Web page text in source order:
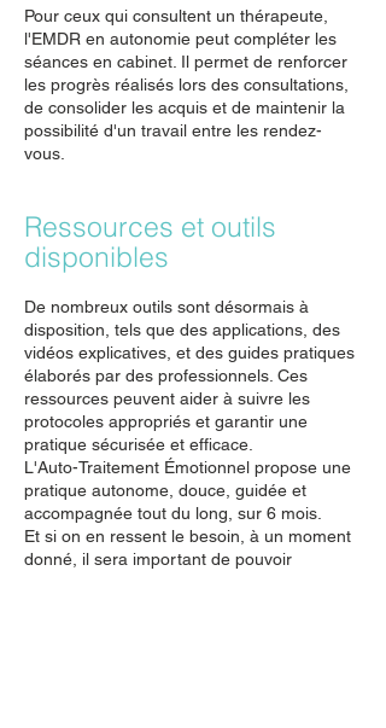
Pour ceux qui consultent un thérapeute,
l'EMDR en autonomie peut compléter les
séances en cabinet. Il permet de renforcer
les progrès réalisés lors des consultations,
de consolider les acquis et de maintenir la
possibilité d'un travail entre les rendez-
vous.
Ressources et outils
disponibles
De nombreux outils sont désormais à
disposition, tels que des applications, des
vidéos explicatives, et des guides pratiques
élaborés par des professionnels. Ces
ressources peuvent aider à suivre les
protocoles appropriés et garantir une
pratique sécurisée et efficace.
L'Auto-Traitement Émotionnel propose une
pratique autonome, douce, guidée et
accompagnée tout du long, sur 6 mois.
Et si on en ressent le besoin, à un moment
donné, il sera important de pouvoir